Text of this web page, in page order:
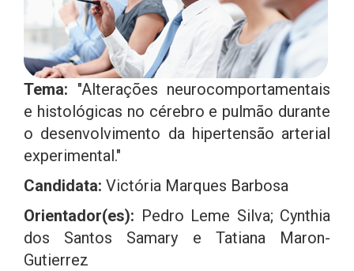
Tema: "Alterações neurocomportamentais
e histológicas no cérebro e pulmão durante
o desenvolvimento da hipertensão arterial
experimental."
Candidata: Victória Marques Barbosa
Orientador(es): Pedro Leme Silva; Cynthia
dos Santos Samary e Tatiana Maron-
Gutierrez